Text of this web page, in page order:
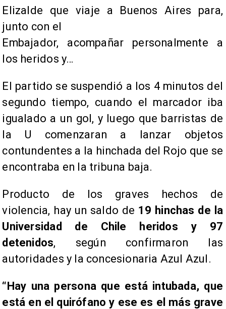
Elizalde que viaje a Buenos Aires para,
junto con el
Embajador, acompañar personalmente a
los heridos y…
El partido se suspendió a los 4 minutos del
segundo tiempo, cuando el marcador iba
igualado a un gol, y luego que barristas de
la U comenzaran a lanzar objetos
contundentes a la hinchada del Rojo que se
encontraba en la tribuna baja.
Producto de los graves hechos de
violencia, hay un saldo de 19 hinchas de la
Universidad de Chile heridos y 97
detenidos, según confirmaron las
autoridades y la concesionaria Azul Azul.
“Hay una persona que está intubada, que
está en el quirófano y ese es el más grave